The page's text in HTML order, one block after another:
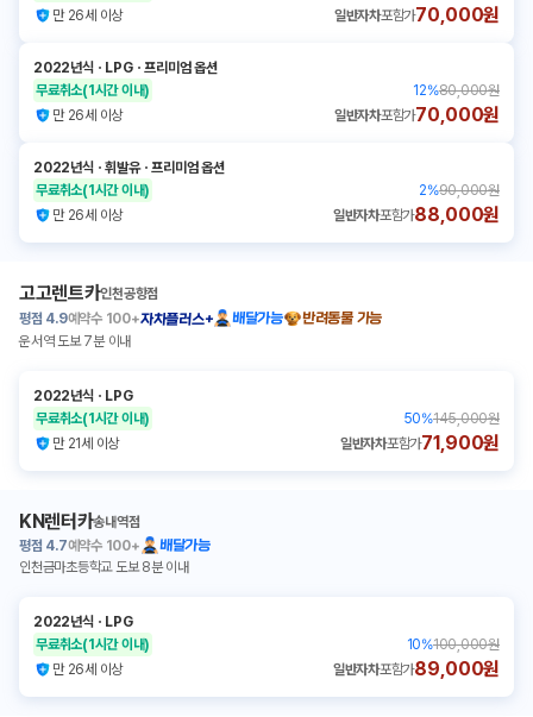
만 26세 이상
일반자차포함가70,000원
2022년식 ㆍ LPGㆍ프리미엄 옵션
무료취소(1시간 이내) 12%80,000원
만 26세 이상
일반자차포함가70,000원
2022년식 ㆍ휘발유ㆍ프리미엄 옵션
무료취소(1시간 이내) 2%90,000원
만 26세 이상
일반자차포함가88,000원
고고렌트카인천공항점
평점 4.9예약수 100+자차플러스+ 배달가능
반려동물 가능
운서역 도보 7분 이내
2022년식 ㆍ LPG
무료취소(1시간 이내) 50%145,000원
만 21세 이상
일반자차포함가71,900원
KN렌터카송내역점
평점 4.7예약수 100+
배달가능
인천금마초등학교 도보 8분 이내
2022년식 ㆍ LPG
무료취소(1시간 이내) 10%100,000원
만 26세 이상
일반자차포함가89,000원